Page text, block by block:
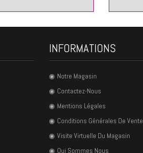
INFORMATIONS
Notre Magasin
Contactez-Nous
Mentions Légales
Conditions Générales De Vente
Visite Virtuelle Du Magasin
Qui Sommes Nous